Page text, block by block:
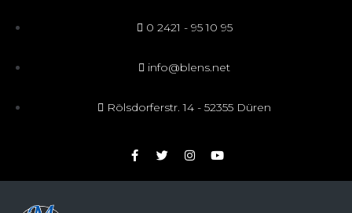
0 2421 - 95 10 95
info@blens.net
Rölsdorferstr. 14 - 52355 Düren